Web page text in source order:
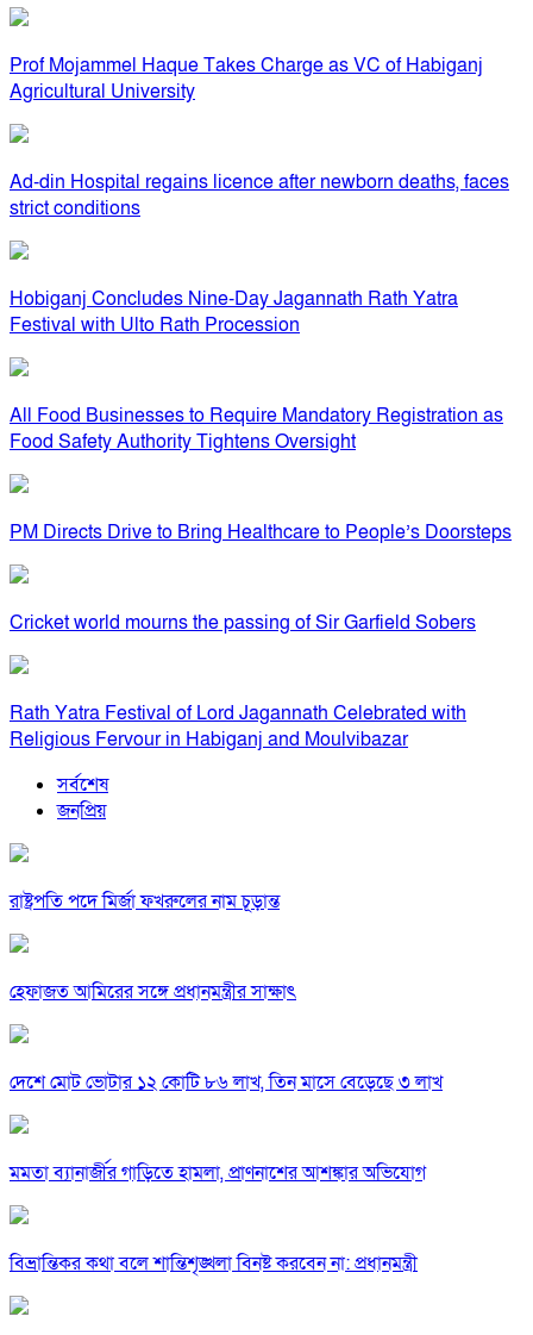
Prof Mojammel Haque Takes Charge as VC of Habiganj
Agricultural University
Ad-din Hospital regains licence after newborn deaths, faces
strict conditions
Hobiganj Concludes Nine-Day Jagannath Rath Yatra
Festival with Ulto Rath Procession
All Food Businesses to Require Mandatory Registration as
Food Safety Authority Tightens Oversight
PM Directs Drive to Bring Healthcare to People’s Doorsteps
Cricket world mourns the passing of Sir Garfield Sobers
Rath Yatra Festival of Lord Jagannath Celebrated with
Religious Fervour in Habiganj and Moulvibazar
সর্বশেষ
জনপ্রিয়
রাষ্ট্রপতি পদে মির্জা ফখরুলের নাম চূড়ান্ত
হেফাজত আমিরের সঙ্গে প্রধানমন্ত্রীর সাক্ষাৎ
দেশে মোট ভোটার ১২ কোটি ৮৬ লাখ, তিন মাসে বেড়েছে ৩ লাখ
মমতা ব্যানার্জীর গাড়িতে হামলা, প্রাণনাশের আশঙ্কার অভিযোগ
বিভ্রান্তিকর কথা বলে শান্তিশৃঙ্খলা বিনষ্ট করবেন না: প্রধানমন্ত্রী